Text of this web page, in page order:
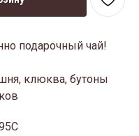
подарочный чай!
клюква, бутоны